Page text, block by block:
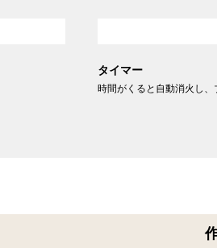
タイマー
時間がくると自動消火し